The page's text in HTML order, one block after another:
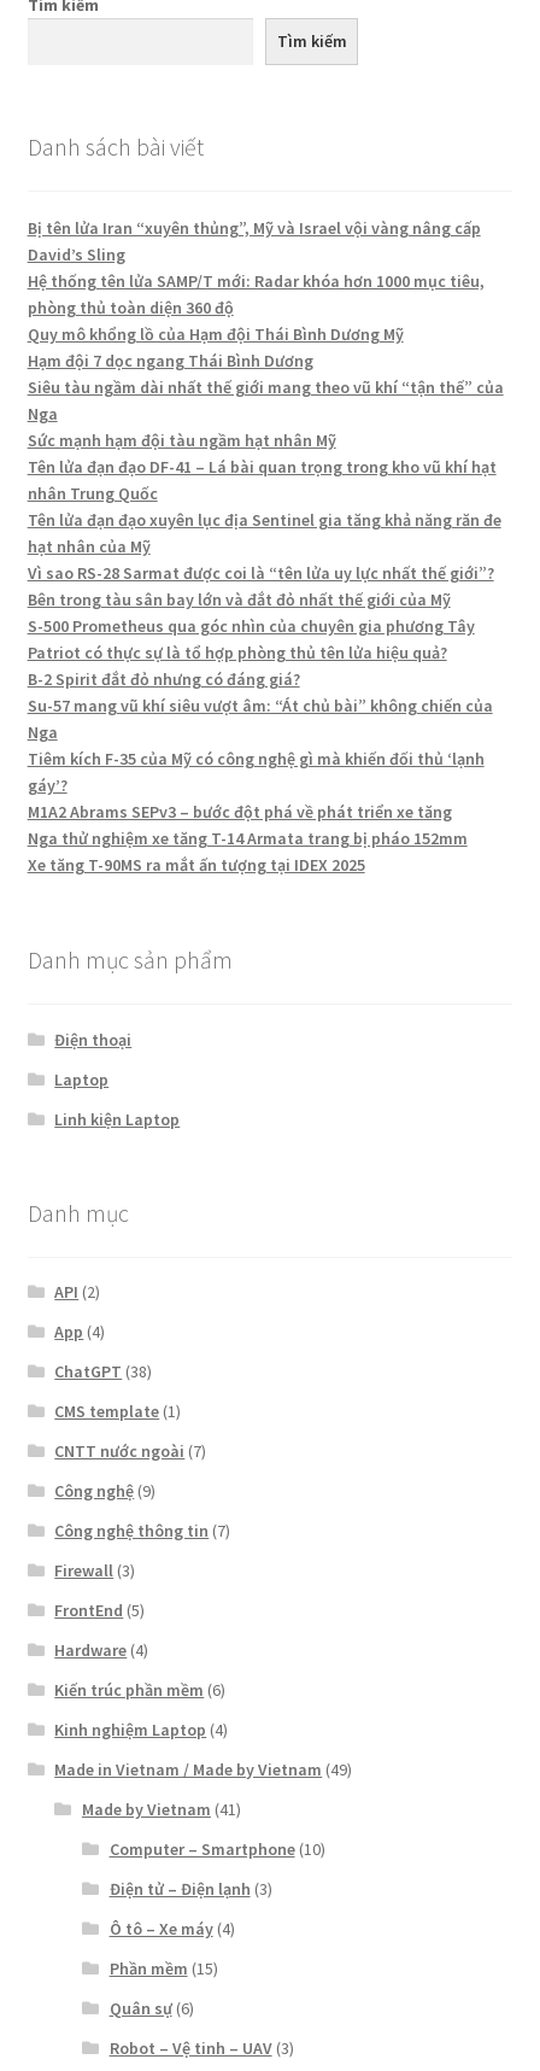
Tìm kiếm
Tìm kiếm
Danh sách bài viết
Bị tên lửa Iran “xuyên thủng”, Mỹ và Israel vội vàng nâng cấp
David’s Sling
Hệ thống tên lửa SAMP/T mới: Radar khóa hơn 1000 mục tiêu,
phòng thủ toàn diện 360 độ
Quy mô khổng lồ của Hạm đội Thái Bình Dương Mỹ
Hạm đội 7 dọc ngang Thái Bình Dương
Siêu tàu ngầm dài nhất thế giới mang theo vũ khí “tận thế” của
Nga
Sức mạnh hạm đội tàu ngầm hạt nhân Mỹ
Tên lửa đạn đạo DF-41 – Lá bài quan trọng trong kho vũ khí hạt
nhân Trung Quốc
Tên lửa đạn đạo xuyên lục địa Sentinel gia tăng khả năng răn đe
hạt nhân của Mỹ
Vì sao RS-28 Sarmat được coi là “tên lửa uy lực nhất thế giới”?
Bên trong tàu sân bay lớn và đắt đỏ nhất thế giới của Mỹ
S-500 Prometheus qua góc nhìn của chuyên gia phương Tây
Patriot có thực sự là tổ hợp phòng thủ tên lửa hiệu quả?
B-2 Spirit đắt đỏ nhưng có đáng giá?
Su-57 mang vũ khí siêu vượt âm: “Át chủ bài” không chiến của
Nga
Tiêm kích F-35 của Mỹ có công nghệ gì mà khiến đối thủ ‘lạnh
gáy’?
M1A2 Abrams SEPv3 – bước đột phá về phát triển xe tăng
Nga thử nghiệm xe tăng T-14 Armata trang bị pháo 152mm
Xe tăng T-90MS ra mắt ấn tượng tại IDEX 2025
Danh mục sản phẩm
Điện thoại
Laptop
Linh kiện Laptop
Danh mục
API (2)
App (4)
ChatGPT (38)
CMS template (1)
CNTT nước ngoài (7)
Công nghệ (9)
Công nghệ thông tin (7)
Firewall (3)
FrontEnd (5)
Hardware (4)
Kiến trúc phần mềm (6)
Kinh nghiệm Laptop (4)
Made in Vietnam / Made by Vietnam (49)
Made by Vietnam (41)
Computer – Smartphone(10)
Điện tử – Điện lạnh (3)
Ô tô – Xe máy(4)
Phần mềm (15)
Quân sự(6)
Robot – Vệ tinh – UAV(3)